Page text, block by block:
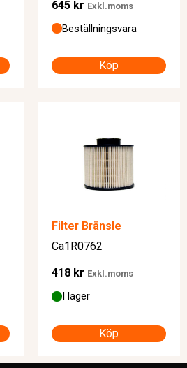
645 kr Exkl.moms
Beställningsvara
Köp
Filter Bränsle
Ca1R0762
418 kr Exkl.moms
I lager
Köp